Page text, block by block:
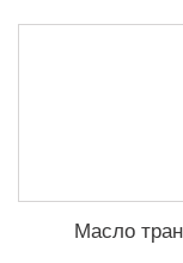
Масло